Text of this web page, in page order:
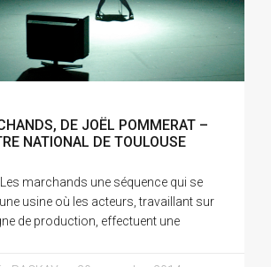
DE JOËL POMMERAT –
NATIONAL DE TOULOUSE
Les marchands une séquence qui se
usine où les acteurs, travaillant sur
de production, effectuent une